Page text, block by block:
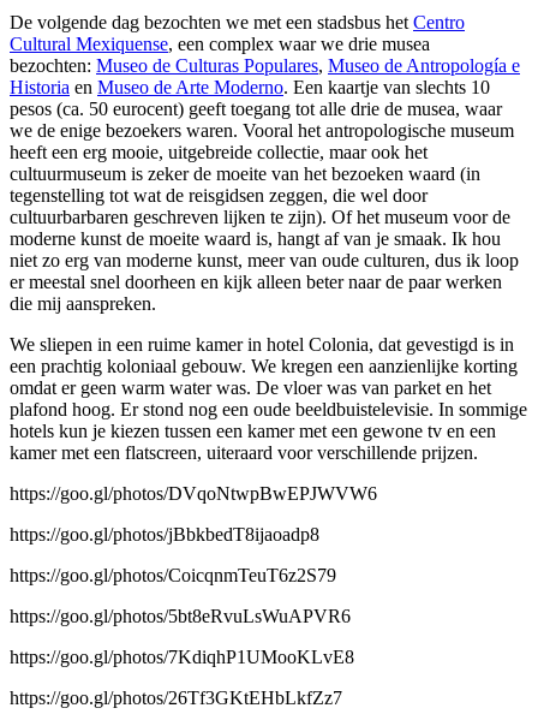
De volgende dag bezochten we met een stadsbus het Centro
Cultural Mexiquense, een complex waar we drie musea
bezochten: Museo de Culturas Populares, Museo de Antropología e
Historia en Museo de Arte Moderno. Een kaartje van slechts 10
pesos (ca. 50 eurocent) geeft toegang tot alle drie de musea, waar
we de enige bezoekers waren. Vooral het antropologische museum
heeft een erg mooie, uitgebreide collectie, maar ook het
cultuurmuseum is zeker de moeite van het bezoeken waard (in
tegenstelling tot wat de reisgidsen zeggen, die wel door
cultuurbarbaren geschreven lijken te zijn). Of het museum voor de
moderne kunst de moeite waard is, hangt af van je smaak. Ik hou
niet zo erg van moderne kunst, meer van oude culturen, dus ik loop
er meestal snel doorheen en kijk alleen beter naar de paar werken
die mij aanspreken.
We sliepen in een ruime kamer in hotel Colonia, dat gevestigd is in
een prachtig koloniaal gebouw. We kregen een aanzienlijke korting
omdat er geen warm water was. De vloer was van parket en het
plafond hoog. Er stond nog een oude beeldbuistelevisie. In sommige
hotels kun je kiezen tussen een kamer met een gewone tv en een
kamer met een flatscreen, uiteraard voor verschillende prijzen.
https://goo.gl/photos/DVqoNtwpBwEPJWVW6
https://goo.gl/photos/jBbkbedT8ijaoadp8
https://goo.gl/photos/CoicqnmTeuT6z2S79
https://goo.gl/photos/5bt8eRvuLsWuAPVR6
https://goo.gl/photos/7KdiqhP1UMooKLvE8
https://goo.gl/photos/26Tf3GKtEHbLkfZz7